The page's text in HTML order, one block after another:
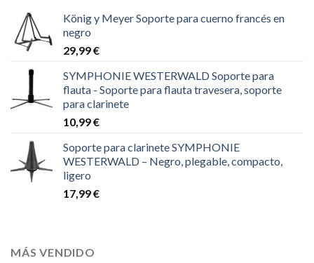
König y Meyer Soporte para cuerno francés en
negro
29,99€
SYMPHONIE WESTERWALD Soporte para
flauta - Soporte para flauta travesera, soporte
para clarinete
10,99€
Soporte para clarinete SYMPHONIE
WESTERWALD – Negro, plegable, compacto,
ligero
17,99€
MÁS VENDIDO